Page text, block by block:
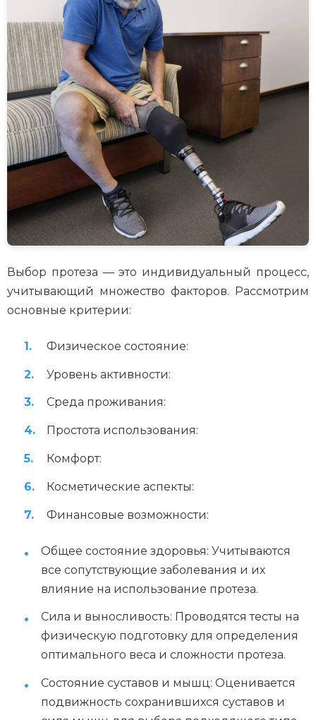
Выбор протеза — это индивидуальный процесс,
учитывающий множество факторов. Рассмотрим
основные критерии:
Физическое состояние:
Уровень активности:
Среда проживания:
Простота использования:
Комфорт:
Косметические аспекты:
Финансовые возможности:
Общее состояние здоровья: Учитываются
все сопутствующие заболевания и их
влияние на использование протеза.
Сила и выносливость: Проводятся тесты на
физическую подготовку для определения
оптимального веса и сложности протеза.
Состояние суставов и мышц: Оценивается
подвижность сохранившихся суставов и